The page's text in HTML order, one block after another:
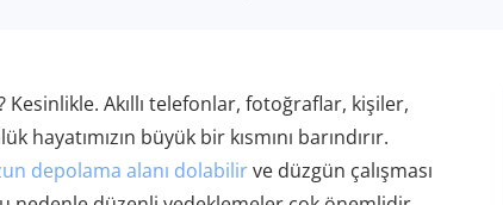
Akıllı telefonlar, fotoğraflar, kişiler,
büyük bir kısmını barındırır.
depolama alanı dolabilirve düzgün çalışması